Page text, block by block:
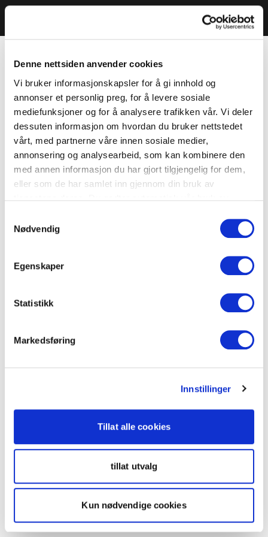
Denne nettsiden anvender cookies
Vi bruker informasjonskapsler for å gi innhold og
annonser et personlig preg, for å levere sosiale
mediefunksjoner og for å analysere trafikken vår. Vi deler
dessuten informasjon om hvordan du bruker nettstedet
vårt, med partnerne våre innen sosiale medier,
annonsering og analysearbeid, som kan kombinere den
med annen informasjon du har gjort tilgjengelig for dem,
eller som de har samlet inn gjennom din bruk av
Nødvendig
Egenskaper
Statistikk
Markedsføring
Innstillinger
Tillat alle cookies
tillat utvalg
Kun nødvendige cookies